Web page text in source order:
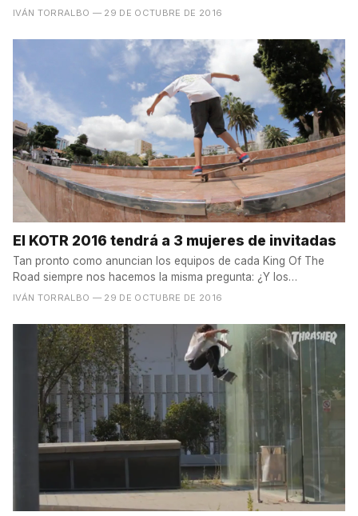
IVÁN TORRALBO — 29 DE OCTUBRE DE 2016
El KOTR 2016 tendrá a 3 mujeres de invitadas
Tan pronto como anuncian los equipos de cada King Of The
Road siempre nos hacemos la misma pregunta: ¿Y los
invitados?...
IVÁN TORRALBO — 29 DE OCTUBRE DE 2016